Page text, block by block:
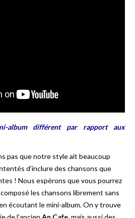
album différent par rapport aux
pas que notre style ait beaucoup
d’inclure des chansons que
! Nous espérons que vous pourrez
les chansons librement sans
écoutant le mini-album. On y trouve